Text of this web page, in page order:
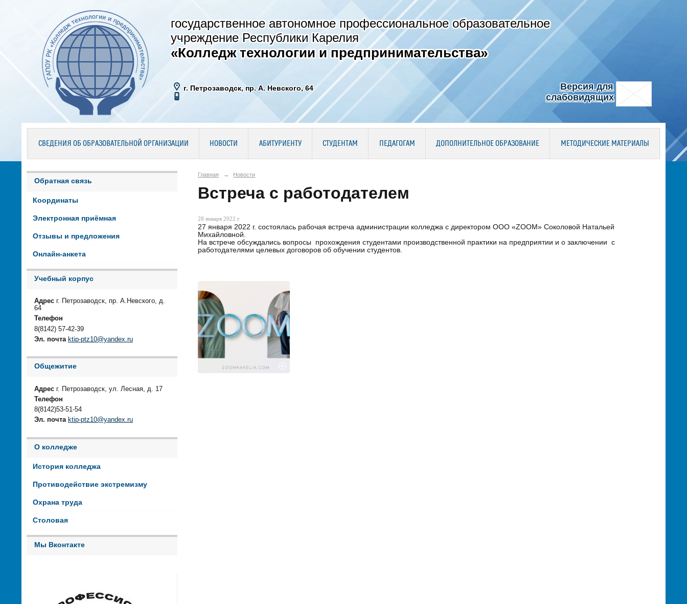
государственное автономное профессиональное образовательное
учреждение Республики Карелия
«Колледж технологии и предпринимательства»
г. Петрозаводск, пр. А. Невского, 64
Версия для
слабовидящих
СВЕДЕНИЯ ОБ ОБРАЗОВАТЕЛЬНОЙ ОРГАНИЗАЦИИ НОВОСТИ АБИТУРИЕНТУ СТУДЕНТАМ ПЕДАГОГАМ ДОПОЛНИТЕЛЬНОЕ ОБРАЗОВАНИЕ МЕТОДИЧЕСКИЕ МАТЕРИАЛЫ
Обратная связь
Координаты
Электронная приёмная
Отзывы и предложения
Онлайн-анкета
Учебный корпус
Адрес г. Петрозаводск, пр. А.Невского, д.
64
Телефон
8(8142) 57-42-39
Эл. почта ktip-ptz10@yandex.ru
Общежитие
Адрес г. Петрозаводск, ул. Лесная, д. 17
Телефон
8(8142)53-51-54
Эл. почта ktip-ptz10@yandex.ru
О колледже
История колледжа
Противодействие экстремизму
Охрана труда
Столовая
Мы Вконтакте
Главная → Новости
Встреча с работодателем
28 января 2022 г.
27 января 2022 г. состоялась рабочая встреча администрации колледжа с директором ООО «ZOOM» Соколовой Натальей
Михайловной.
На встрече обсуждались вопросы прохождения студентами производственной практики на предприятии и о заключении с
работодателями целевых договоров об обучении студентов.